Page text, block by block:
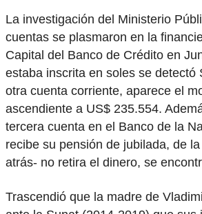
La investigación del Ministerio
cuentas se plasmaron en la
Capital del Banco de Crédito en
estaba inscrita en soles se detectó
otra cuenta corriente, aparece el
ascendiente a US$ 235.554.
tercera cuenta en el Banco de la
recibe su pensión de jubilada, de
atrás- no retira el dinero, se
Trascendió que la madre de